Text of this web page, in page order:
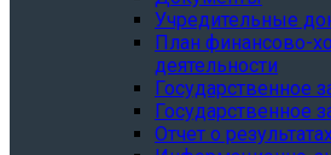
Учредительные
План финансово-
деятельности
Государственное
Государственное
Отчет о